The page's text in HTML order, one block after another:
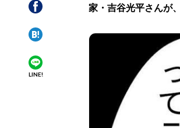
LINE!
家・吉谷光平さんが